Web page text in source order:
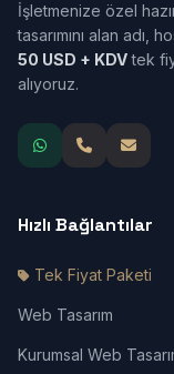
İşletmenize özel
tasarımını alan adı,
50 USD + KDVtek
alıyoruz.
Hızlı Bağlantılar
Tek Fiyat Paketi
Web Tasarım
Kurumsal Web